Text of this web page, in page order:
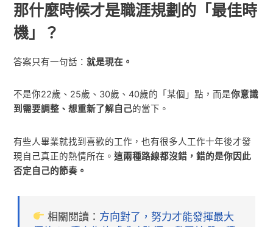
那什麼時候才是職涯規劃的「最佳時
機」？
答案只有一句話：就是現在。
不是你22歲、25歲、30歲、40歲的「某個」點，而是你意識
到需要調整、想重新了解自己的當下。
有些人畢業就找到喜歡的工作，也有很多人工作十年後才發
現自己真正的熱情所在。這兩種路線都沒錯，錯的是你因此
否定自己的節奏。
相關閱讀： 方向對了，努力才能發揮最大